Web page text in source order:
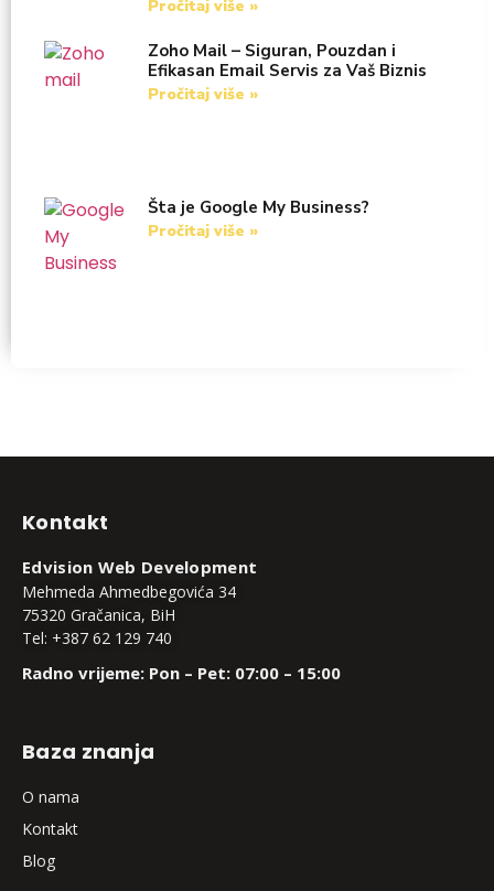
Pročitaj više »
Zoho Mail – Siguran, Pouzdan i
Efikasan Email Servis za Vaš Biznis
Pročitaj više »
Šta je Google My Business?
Pročitaj više »
Kontakt
Edvision Web Development
Mehmeda Ahmedbegovića 34
75320 Gračanica, BiH
Tel: +387 62 129 740
Radno vrijeme: Pon – Pet: 07:00 – 15:00
Baza znanja
O nama
Kontakt
Blog